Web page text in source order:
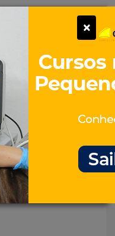
Veterinários
×